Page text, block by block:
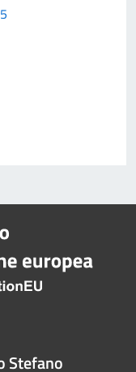
Stefano